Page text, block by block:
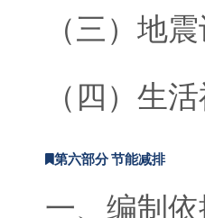
（三）地
（四）生
第六部分 节能减排
一、编制